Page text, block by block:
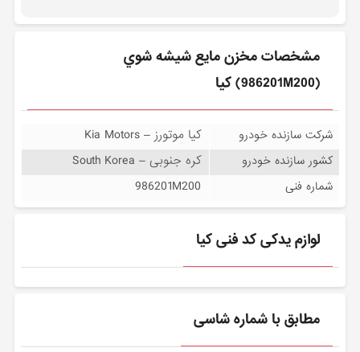
مشخصات مخزن مايع شيشه شوي
(986201M200) کیا
شرکت سازنده خودرو کیا موتورز – Kia Motors
کشور سازنده خودرو کره جنوبی – South Korea
شماره فنی 986201M200
لوازم یدکی کد فنی کیا
مطابق با شماره شاسی